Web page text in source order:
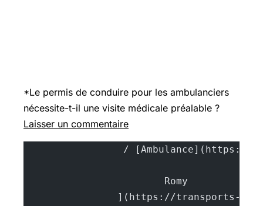
*Le permis de conduire pour les ambulanciers
nécessite-t-il une visite médicale préalable ?
Laisser un commentaire
](https://transports-